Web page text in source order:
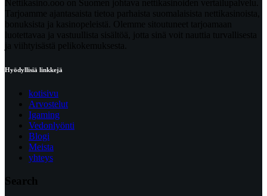
Nettikasino.ooo on Suomen johtava nettikasinoiden vertailupalvelu.
Tarjoamme ajantasaista tietoa parhaista suomalaisista nettikasinoista,
bonuksista ja kasinopeleistä. Olemme sitoutuneet tarjoamaan
luotettavaa ja vastuullista sisältöä, jotta sinä voit nauttia turvallisesta
ja viihtyisästä pelikokemuksesta.
Hyödyllisiä linkkejä
kotisivu
Arvostelut
Igaming
Vedonlyönti
Blogi
Meista
yhteys
Search